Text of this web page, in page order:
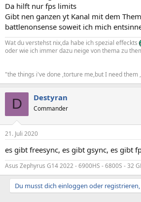
Da hilft nur fps limits
Gibt nen ganzen yt Kanal mit dem
battlenonsense soweit ich mich
Wat du verstehst nix,da habe ich spezial effeckts
oder wie ich immer dazu neige von thema zu
"the things i've done ,torture me,but I need them
D Destyran
Commander
21. Juli 2020
es gibt freesync, es gibt gsync, es gibt
Asus Zephyrus G14 2022 - 6900HS - 6800S - 32
Du musst dich einloggen oder